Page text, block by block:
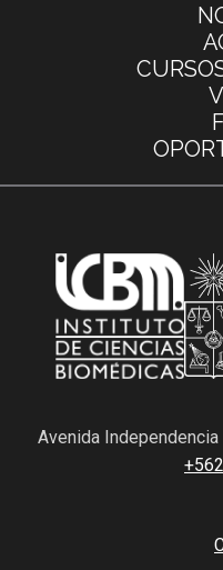
Avenida